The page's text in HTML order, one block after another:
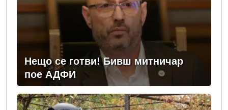
Нещо се готви! Бивш митничар
пое АДФИ